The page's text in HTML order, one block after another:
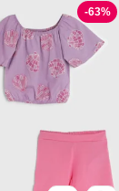
-63%